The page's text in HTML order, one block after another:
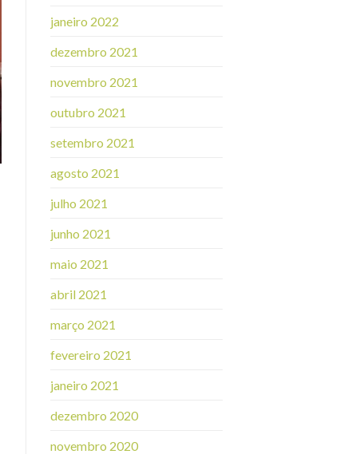
janeiro 2022
dezembro 2021
novembro 2021
outubro 2021
setembro 2021
agosto 2021
julho 2021
junho 2021
maio 2021
abril 2021
março 2021
fevereiro 2021
janeiro 2021
dezembro 2020
novembro 2020